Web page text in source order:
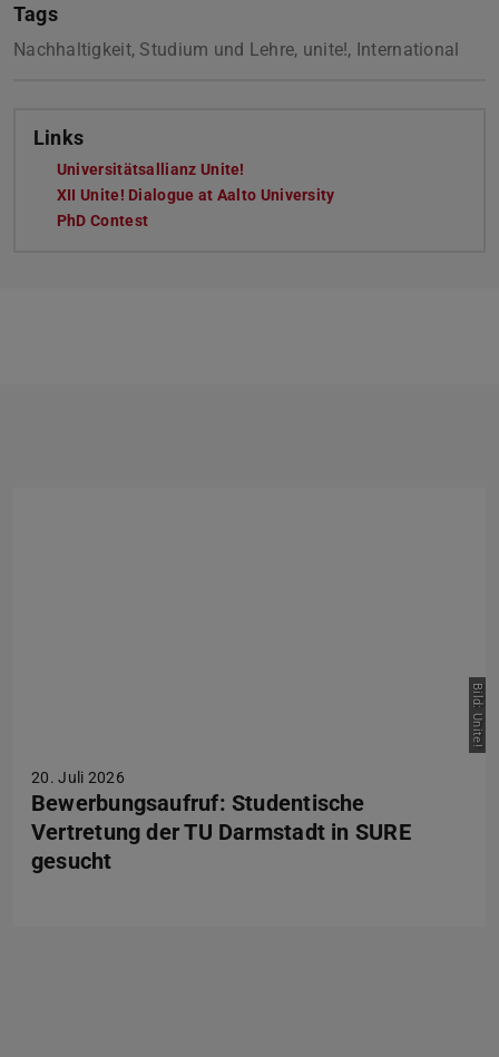
Tags
Nachhaltigkeit, Studium und Lehre, unite!, International
Links
Universitätsallianz Unite!
XII Unite! Dialogue at Aalto University
PhD Contest
Bild: Unite!
20. Juli 2026
Bewerbungsaufruf: Studentische
Vertretung der TU Darmstadt in SURE
gesucht